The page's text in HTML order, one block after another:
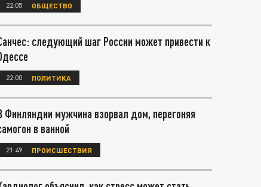
22:05 ОБЩЕСТВО
следующий шаг России может привести к
22:00 ПОЛИТИКА
Финляндии мужчина взорвал дом, перегоняя
в ванной
21:49 ПРОИСШЕСТВИЯ